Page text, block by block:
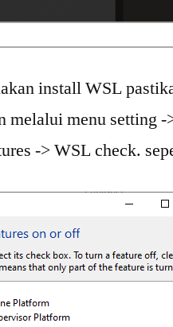
install WSL
melalui menu setting -
-> WSL check.